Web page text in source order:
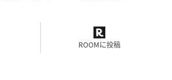
実施させていただきました。
ROOMに投稿